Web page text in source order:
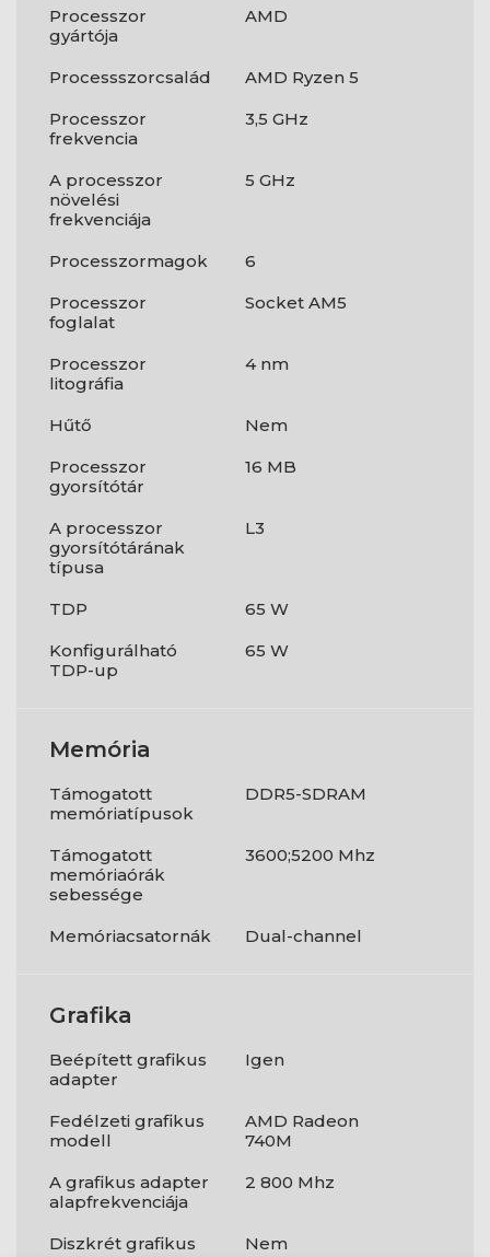
Processzor
gyártója
AMD
Processszorcsalád
AMD Ryzen 5
Processzor
frekvencia
3,5 GHz
A processzor
növelési
frekvenciája
5 GHz
Processzormagok
6
Processzor
foglalat
Socket AM5
Processzor
litográfia
4 nm
Hűtő
Nem
Processzor
gyorsítótár
16 MB
A processzor
gyorsítótárának
típusa
L3
TDP
65 W
Konfigurálható
TDP-up
65 W
Memória
Támogatott
memóriatípusok
DDR5-SDRAM
Támogatott
memóriaórák
sebessége
3600;5200 Mhz
Memóriacsatornák Dual-channel
Grafika
Beépített grafikus
adapter
Igen
Fedélzeti grafikus
modell
AMD Radeon
740M
A grafikus adapter
alapfrekvenciája
2 800 Mhz
Diszkrét grafikus
Nem